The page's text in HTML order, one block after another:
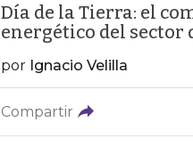
Día de la Tierra: el
energético del sector
por Ignacio Velilla
Compartir